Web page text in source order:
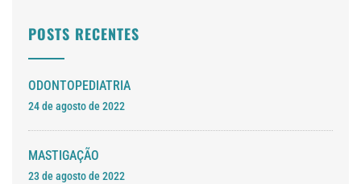
POSTS RECENTES
ODONTOPEDIATRIA
24 de agosto de 2022
MASTIGAÇÃO
23 de agosto de 2022